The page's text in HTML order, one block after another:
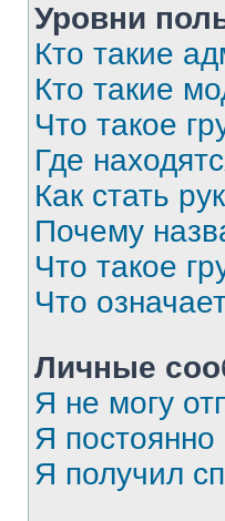
Уровни
Кто такие
Кто такие
Что такое
Где
Как стать
Почему
Что такое
Что
Личные
Я не могу
Я
Я получил